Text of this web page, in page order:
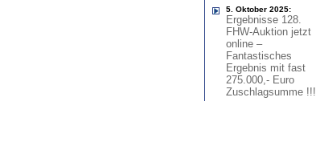
5. Oktober 2025:
Ergebnisse 128.
FHW-Auktion jetzt
online –
Fantastisches
Ergebnis mit fast
275.000,- Euro
Zuschlagsumme !!!